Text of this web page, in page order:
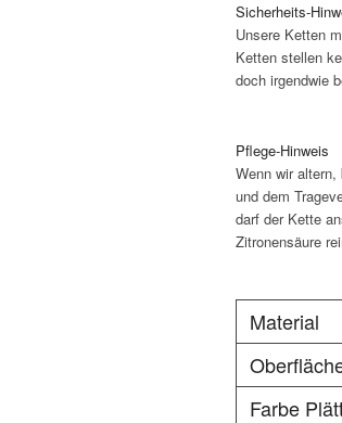
Sicherheits-
Unsere Ketten
Ketten stellen
doch irgendwie
Pflege-Hinweis
Wenn wir
und dem
darf der Kette
Zitronensäure
Material
Farbe